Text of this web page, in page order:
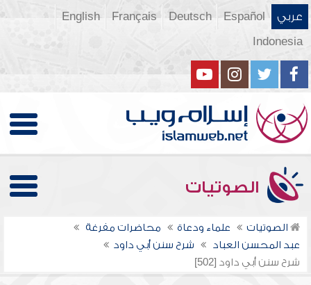
عربي Español
Deutsch
Français
English
Indonesia
الصوتيات
الصوتيات علماء ودعاة
محاضرات مفرغة
عبد المحسن العباد
شرح سنن أبي داود
شرح سنن أبي داود [502]